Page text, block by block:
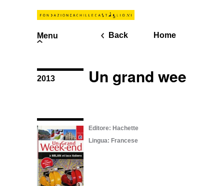
Home
Back
Menu
2013 Un grand week-
Editore: Hachette
Lingua: Francese